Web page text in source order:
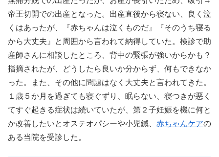
帝王切開での出産となった。出産直後から寝ない、良く泣
くはあったが、『赤ちゃんは泣くものだ』『そのうち寝る
から大丈夫』と周囲から言われて納得していた。検診で助
産師さんに相談したところ、背中の緊張が強いからかも？
指摘されたが、どうしたら良いか分からず、何もできなか
った。また、その他に問題はなく大丈夫と言われてきた。
１歳５か月を過ぎても寝ぐずり、眠らない、寝つきが悪く
てすぐ起きる症状は続いていたが、第２子妊娠を機に何と
か改善したいとオステオパシーや小児鍼、 赤ちゃんケアの
ある当院を受診した。